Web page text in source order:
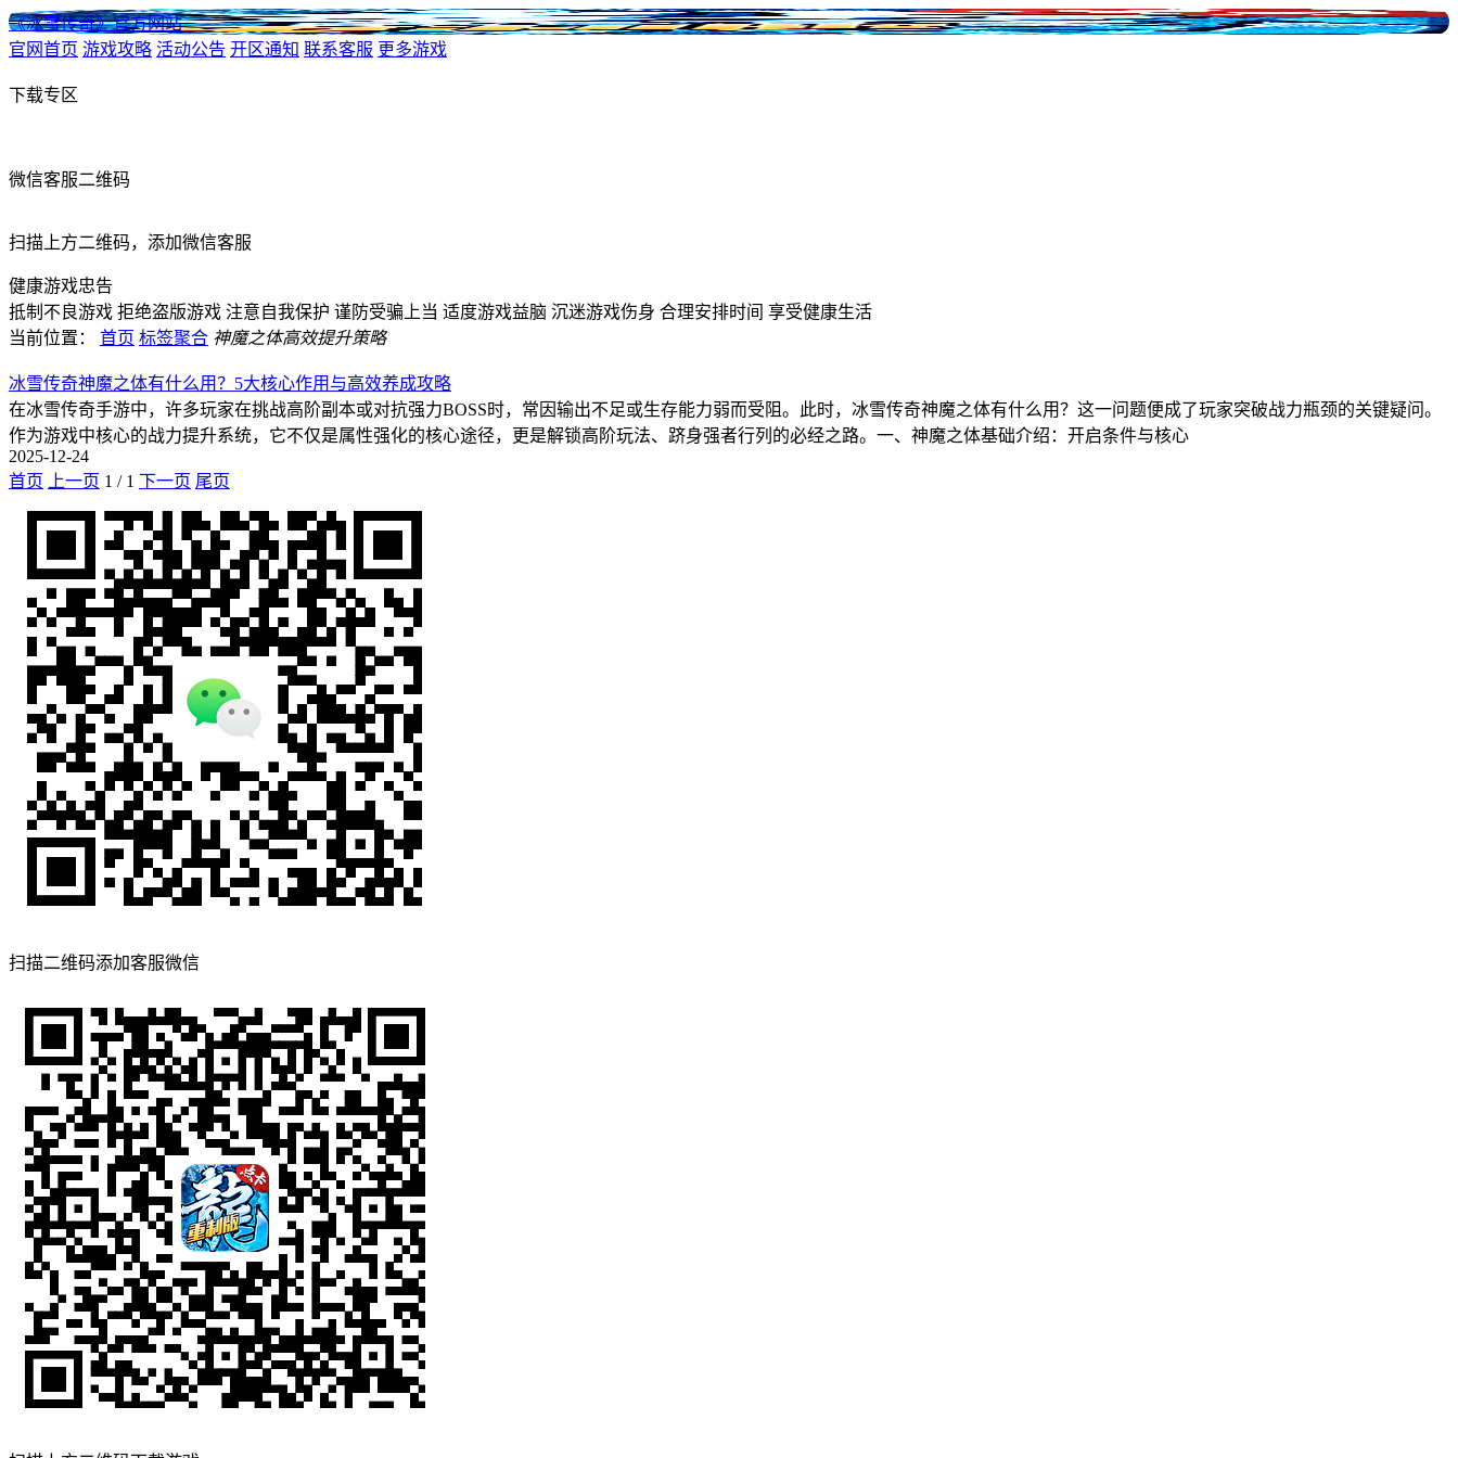
《冰雪传奇》官方网站
官网首页 游戏攻略 活动公告 开区通知 联系客服 更多游戏
下载专区
微信客服二维码
扫描上方二维码，添加微信客服
健康游戏忠告
抵制不良游戏 拒绝盗版游戏 注意自我保护 谨防受骗上当 适度游戏益脑 沉迷游戏伤身 合理安排时间 享受健康生活
当前位置：
首页 标签聚合 神魔之体高效提升策略
冰雪传奇神魔之体有什么用？5大核心作用与高效养成攻略
在冰雪传奇手游中，许多玩家在挑战高阶副本或对抗强力BOSS时，常因输出不足或生存能力弱而受阻。此时，冰雪传奇神魔之体有什么用？这一问题便成了玩家突破战力瓶颈的关键疑问。
作为游戏中核心的战力提升系统，它不仅是属性强化的核心途径，更是解锁高阶玩法、跻身强者行列的必经之路。一、神魔之体基础介绍：开启条件与核心
2025-12-24
首页
上一页 1 / 1 下一页 尾页
扫描二维码添加客服微信